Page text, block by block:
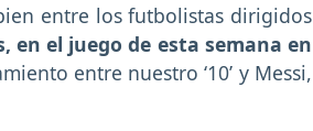
entre los futbolistas dirigidos
en el juego de esta semana en
entre nuestro ‘10’ y Messi,